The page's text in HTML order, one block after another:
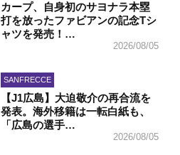
カープ、自身初のサヨナラ本塁
打を放ったファビアンの記念Tシ
ャツを発売！…
2026/08/05
SANFRECCE
【J1広島】大迫敬介の再合流を
発表。海外移籍は一転白紙も、
「広島の選手…
2026/08/05